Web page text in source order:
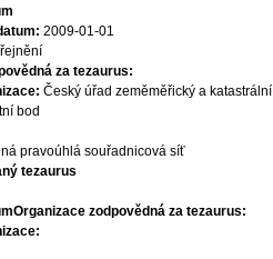
2009-01-01
za tezaurus:
Český úřad zeměměřický a katastrální
bod
pravoúhlá souřadnicová síť
tezaurus
Organizace zodpovědná za tezaurus: